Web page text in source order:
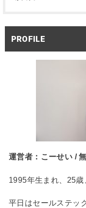
PROFILE
運営者：こーせい /
1995年生まれ、25歳
平日はセールステッ